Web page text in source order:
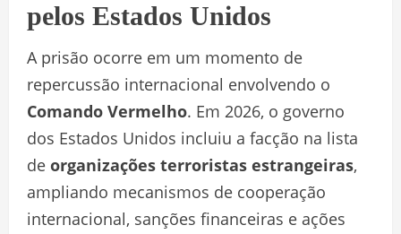
pelos Estados Unidos
A prisão ocorre em um momento de
repercussão internacional envolvendo o
Comando Vermelho. Em 2026, o governo
dos Estados Unidos incluiu a facção na lista
de organizações terroristas estrangeiras,
ampliando mecanismos de cooperação
internacional, sanções financeiras e ações